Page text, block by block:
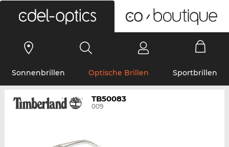
Sonnenbrillen Optische Brillen Sportbrillen
TB50083
009